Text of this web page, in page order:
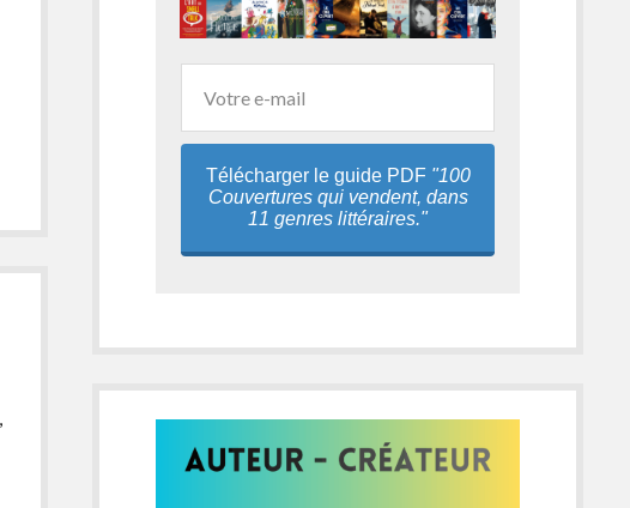
Télécharger le guide PDF "100
Couvertures qui vendent, dans
11 genres littéraires."